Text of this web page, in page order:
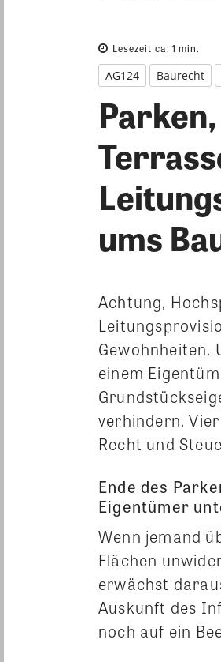
Lesezeit ca: 1 min.
AG124 Baurecht
ums
Achtung,
Gewohnheiten.
einem
verhindern.
Recht und
Ende des
Eigentümer
Wenn jemand
Flächen
erwächst
Auskunft des
noch auf ein